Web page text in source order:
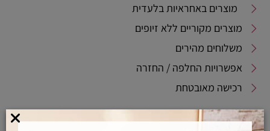
מוצרים באחראיות בלעדית
מוצרים מקוריים ללא זיופים
משלוחים מהירים
אפשרויות החלפה / החזרה
רכישה מאובטחת